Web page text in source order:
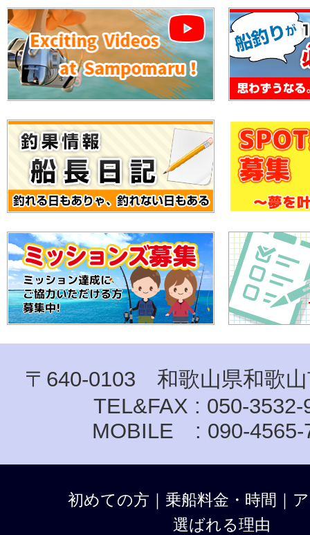
〒640-0103 和歌山県和歌山
TEL&FAX : 050-3532-
MOBILE : 090-4565-
初めての方 ｜ 乗船料金・時間 ｜
選ばれる理由